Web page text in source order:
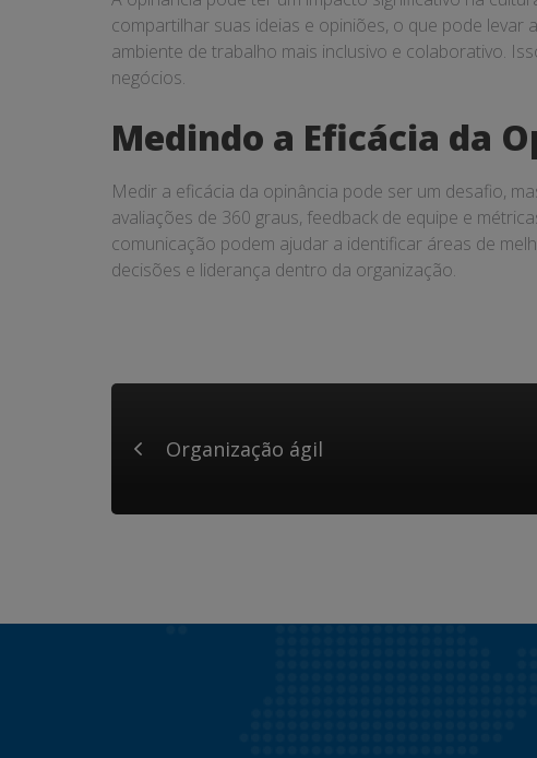
compartilhar suas ideias e opiniões, o que pode
ambiente de trabalho mais inclusivo e colaborativo.
negócios.
Medindo a Eficácia da
Medir a eficácia da opinância pode ser um desafio,
avaliações de 360 graus, feedback de equipe e
comunicação podem ajudar a identificar áreas de
decisões e liderança dentro da organização.
Organização ágil